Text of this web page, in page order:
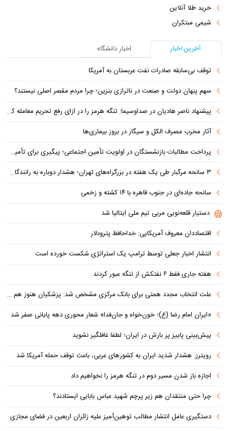
خرید طلا آنلاین
شیمی مبتکران
آخرین اخبار
اخبار دانشگاه
توقف بی‌سابقه صادرات نفت عربستان به آمریکا
سهم پنهان دولت و صنعت در ناترازی بنزین؛ چرا مردم مقصر اصلی نیستند؟
پیشنهاد ناصر هادیان در صداوسیما: تنگه هرمز را در ازای رفع تحریم معامله کنیم
آثار مخرب مصرف الکل و سیگار در بروز بیماری‌ها
پرداخت مطالبات بازنشستگان در اولویت تأمین اجتماعی؛ پیگیری برای تأمین منابع ادامه دارد
۳ سانحه مرگبار طی یک هفته در بزرگراه‌های تهران؛ هشدار دوباره به رانندگان و عابران
سانحه جاده‌ای در جنوب قاهره با ۱۴ کشته و زخمی
دستیار قلعه‌نویی مربی تیم ملی ایتالیا شد
اقتصاددان معروف آمریکایی: خداحافظ پترودلار
انتشار اخبار جعلی توسط ترامپ یک استراتژی شکست خورده است
هفته جاری فقط ۶ نفتکش از تنگه عبور کردند
علت انتخاب مجدد همتی برای بانک مرکزی مشخص شد: پزشکیان هنوز هم متوجه نشده است چرا همتی استیضاح شد!
«ایران امام رضا (ع)؛ خون‌خواه و جان‌فدا» شعار محوری دهه پایانی صفر شد
پیش‌بینی پاییز پر بارش در ایران؛ لطفا غافلگیر نشوید
رویترز: هشدار شدید ایران به کشورهای عربی، باعث توقف حمله آمریکا شد
اجازه باز شدن مسیر دوم در تنگه هرمز را نخواهیم داد
چرا حتی منتقدان هم زیر پرچم شهید عباس بابایی ایستادند؟
دستگیری عامل انتشار مطالب توهین‌آمیز علیه زائران اربعین در فضای مجازی